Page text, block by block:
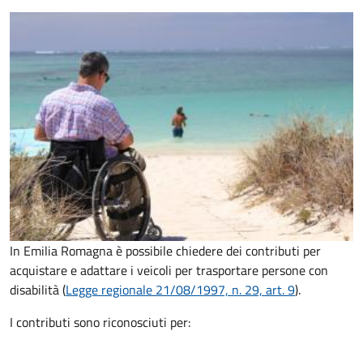
In Emilia Romagna è possibile chiedere dei contributi per
acquistare e adattare i veicoli per trasportare persone con
disabilità (Legge regionale 21/08/1997, n. 29, art. 9).
I contributi sono riconosciuti per: